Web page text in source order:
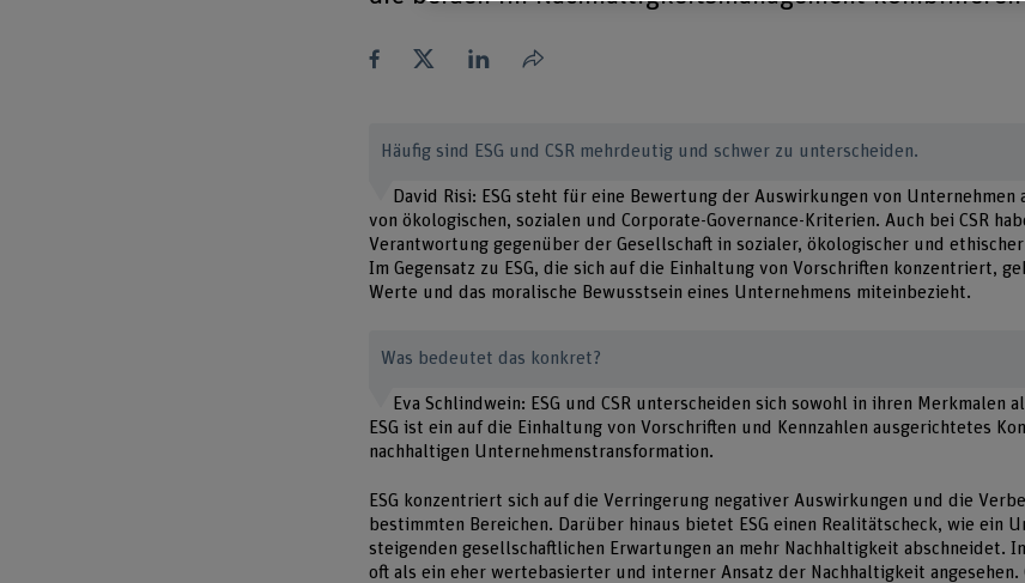
Teilen
Häufig sind ESG und CSR mehrdeutig und schwer zu unterscheiden.
David Risi: ESG steht für eine Bewertung der Auswirkungen von Unternehmen
von ökologischen, sozialen und Corporate-Governance-Kriterien. Auch bei CSR
Verantwortung gegenüber der Gesellschaft in sozialer, ökologischer und
Im Gegensatz zu ESG, die sich auf die Einhaltung von Vorschriften konzentriert,
Werte und das moralische Bewusstsein eines Unternehmens miteinbezieht.
Was bedeutet das konkret?
Eva Schlindwein: ESG und CSR unterscheiden sich sowohl in ihren Merkmalen
ESG ist ein auf die Einhaltung von Vorschriften und Kennzahlen ausgerichtetes
nachhaltigen Unternehmenstransformation.
ESG konzentriert sich auf die Verringerung negativer Auswirkungen und die
bestimmten Bereichen. Darüber hinaus bietet ESG einen Realitätscheck, wie ein
steigenden gesellschaftlichen Erwartungen an mehr Nachhaltigkeit abschneidet.
oft als ein eher wertebasierter und interner Ansatz der Nachhaltigkeit angesehen.